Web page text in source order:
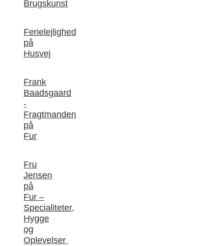
Brugskunst
Ferielejlighed
på
Husvej
Frank
Baadsgaard
-
Fragtmanden
på
Fur
Fru
Jensen
på
Fur –
Specialiteter,
Hygge
og
Oplevelser